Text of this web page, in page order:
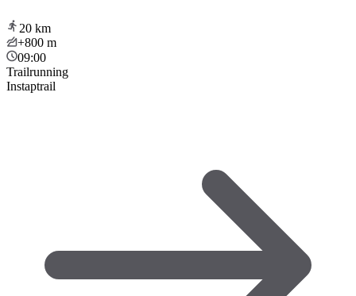
20 km
+800 m
09:00
Trailrunning
Instaptrail